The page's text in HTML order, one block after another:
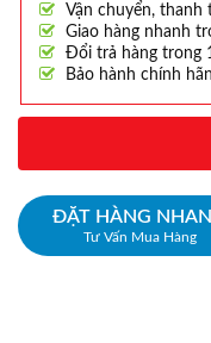
Vận chuyển,
Giao hàng nhanh
Đổi trả hàng trong
Bảo hành chính
ĐẶT HÀNG
Tư Vấn Mua Hàng